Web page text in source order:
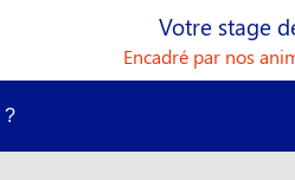
Votre stage
Encadré par nos
?